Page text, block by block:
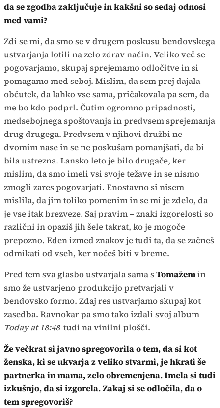
da se zgodba zaključuje in kakšni so sedaj odnosi
med vami?
Zdi se mi, da smo se v drugem poskusu bendovskega
ustvarjanja lotili na zelo zdrav način. Veliko več se
pogovarjamo, skupaj sprejemamo odločitve in si
pomagamo med seboj. Mislim, da sem prej dajala
občutek, da lahko vse sama, pričakovala pa sem, da
me bo kdo podprl. Čutim ogromno pripadnosti,
medsebojnega spoštovanja in predvsem sprejemanja
drug drugega. Predvsem v njihovi družbi ne
dvomim nase in se ne poskušam pomanjšati, da bi
bila ustrezna. Lansko leto je bilo drugače, ker
mislim, da smo imeli vsi svoje težave in se nismo
zmogli zares pogovarjati. Enostavno si nisem
mislila, da jim toliko pomenim in se mi je zdelo, da
je vse itak brezveze. Saj pravim – znaki izgorelosti so
različni in opaziš jih šele takrat, ko je mogoče
prepozno. Eden izmed znakov je tudi ta, da se začneš
odmikati od vseh, ker nočeš biti v breme.
Pred tem sva glasbo ustvarjala sama sTomažemin
smo že ustvarjeno produkcijo pretvarjali v
bendovsko formo. Zdaj res ustvarjamo skupaj kot
zasedba. Ravnokar pa smo tako izdali svoj album
Today at 18:48 tudi na vinilni plošči.
Že večkrat si javno spregovorila o tem, da si kot
ženska, ki se ukvarja z veliko stvarmi, je hkrati še
partnerka in mama, zelo obremenjena. Imela si tudi
izkušnjo, da si izgorela. Zakaj si se odločila, da o
tem spregovoriš?